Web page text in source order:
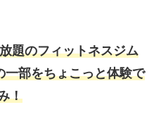
題のフィットネスジム
部をちょこっと体験で
！